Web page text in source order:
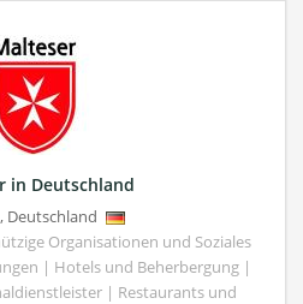
in Deutschland
, Deutschland
Organisationen und Soziales
| Hotels und Beherbergung |
| Restaurants und